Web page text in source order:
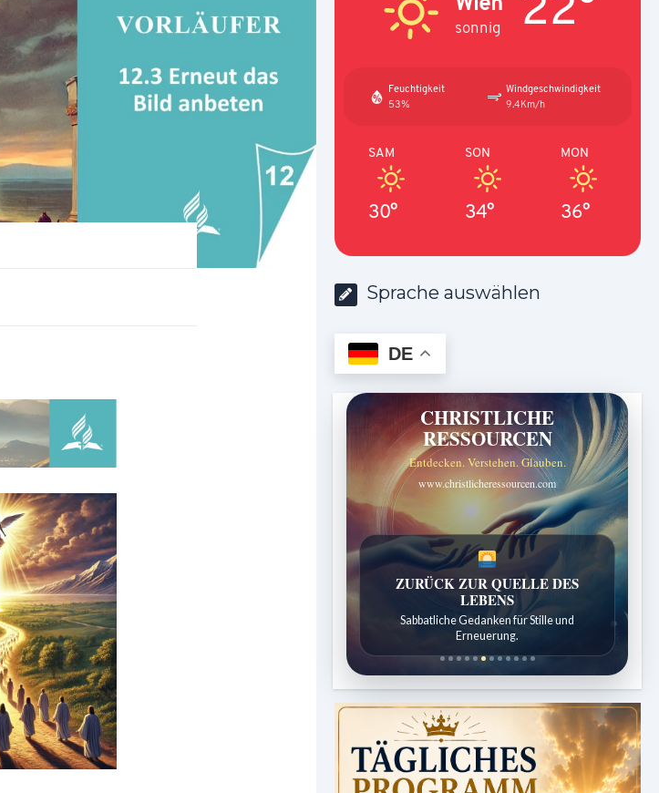
sonnig
Feuchtigkeit
53%
Windgeschwindigkeit
9.4Km/h
SAM
30°
SON
34°
MON
36°
Sprache auswählen
DE
CHRISTLICHE
RESSOURCEN
Entdecken. Verstehen. Glauben.
www.christlicheressourcen.com
SPUREN DER SCHÖPFUNG
Entdeckungen aus der Natur.